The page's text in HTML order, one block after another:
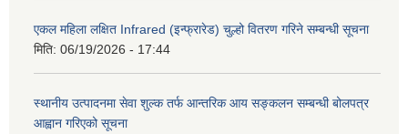
एकल महिला लक्षित Infrared (इन्फ्रारेड) चुल्हो वितरण गरिने सम्बन्धी सूचना
मिति: 06/19/2026 - 17:44
स्थानीय उत्पादनमा सेवा शुल्क तर्फ आन्तरिक आय सङ्कलन सम्बन्धी बोलपत्र
आह्वान गरिएको सूचना